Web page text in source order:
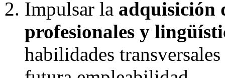
Impulsar la adquisición
profesionales y
habilidades